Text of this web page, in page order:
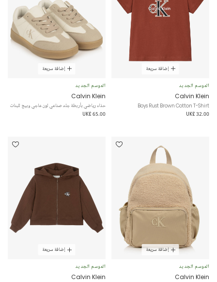
إضافة سريعة
الموسم الجديد
Calvin Klein
Boys Rust Brown Cotton T-Shirt
UK£ 32.00
إضافة سريعة
الموسم الجديد
Calvin Klein
حذاء رياضي بأربطة جلد صناعي لون عاجي وبيج للبنات
UK£ 65.00
إضافة سريعة
الموسم الجديد
Calvin Klein
إضافة سريعة
الموسم الجديد
Calvin Klein